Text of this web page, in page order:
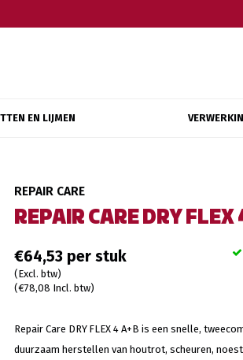
EN LIJMEN
REPAIR CARE DRY
REPAIR CARE
€64,53
(Excl. btw)
(€78,08 Incl. btw)
Repair Care DRY FLEX 4 A+B is een snelle,
duurzaam herstellen van houtrot, scheuren,